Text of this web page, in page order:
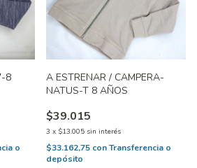
8
o
A ESTRENAR / CAMPERA-
NATUS-T 8 AÑOS
$39.015
3 x $13.005 sin interés
$33.162,75 conTransferencia o
depósito